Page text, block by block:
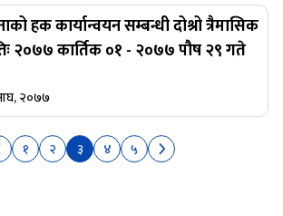
हक कार्यान्वयन सम्बन्धी दोश्रो त्रैमासिक
२०७७ कार्तिक ०१ - २०७७ पौष २९ गते
२०७७
१ २ ३ ४ ५